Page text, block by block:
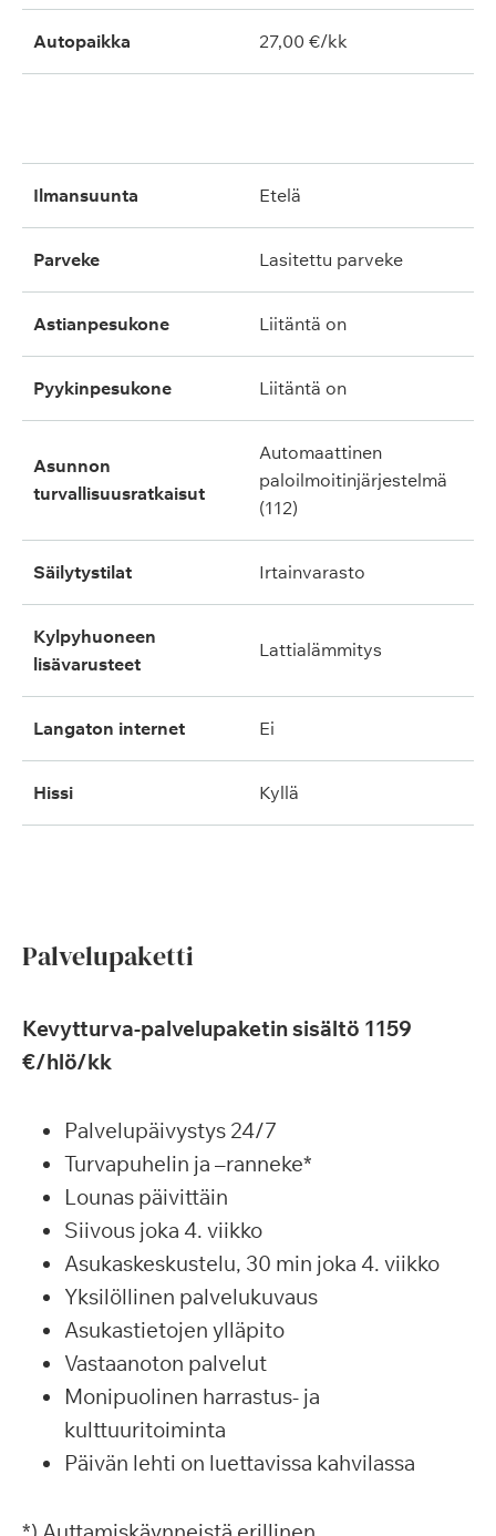
Autopaikka 27,00 €/kk
ilmansuunta etelä
parveke lasitettu parveke
astianpesukone liitäntä on
pyykinpesukone liitäntä on
asunnon
turvallisuusratkaisut
automaattinen
paloilmoitinjärjestelmä
(112)
säilytystilat irtainvarasto
kylpyhuoneen
lisävarusteet
lattialämmitys
langaton internet ei
hissi kyllä
Palvelupaketti
Kevytturva-palvelupaketin sisältö 1159
€/hlö/kk
Palvelupäivystys 24/7
Turvapuhelin ja –ranneke*
Lounas päivittäin
Siivous joka 4. viikko
Asukaskeskustelu, 30 min joka 4. viikko
Yksilöllinen palvelukuvaus
Asukastietojen ylläpito
Vastaanoton palvelut
Monipuolinen harrastus- ja
kulttuuritoiminta
Päivän lehti on luettavissa kahvilassa